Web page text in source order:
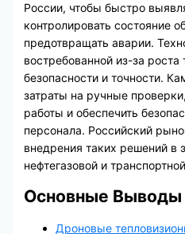
России, чтобы быстро
контролировать состояние
предотвращать аварии.
востребованной из-за роста
безопасности и точности.
затраты на ручные
работы и обеспечить
персонала. Российский
внедрения таких решений в
нефтегазовой и
Основные Выводы
Дроновые